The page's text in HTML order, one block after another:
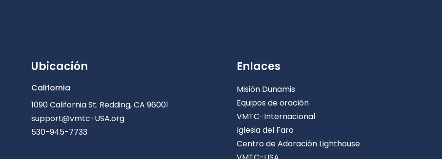
Ubicación
California
1090 California St. Redding, CA 96001
support@vmtc-USA.org
530-945-7733
Enlaces
Misión Dunamis
Equipos de oración
VMTC-Internacional
Iglesia del Faro
Centro de Adoración Lighthouse